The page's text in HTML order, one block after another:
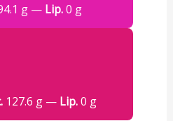
g — Lip.0 g
127.6 g — Lip.0 g